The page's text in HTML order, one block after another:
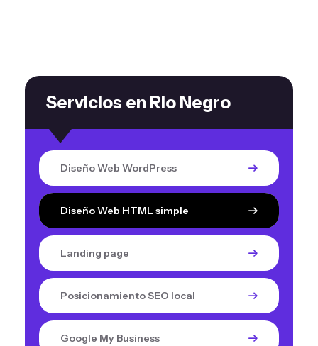
Servicios en Rio Negro
Diseño Web WordPress
Diseño Web HTML simple
Landing page
Posicionamiento SEO local
Google My Business